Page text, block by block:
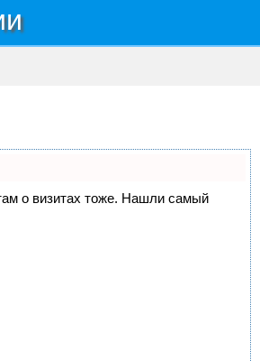
о визитах тоже. Нашли самый